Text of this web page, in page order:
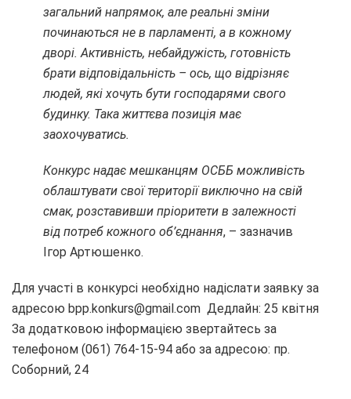
загальний напрямок, але реальні зміни
починаються не в парламенті, а в кожному
дворі. Активність, небайдужість, готовність
брати відповідальність – ось, що відрізняє
людей, які хочуть бути господарями свого
будинку. Така життєва позиція має
заохочуватись.
Конкурс надає мешканцям ОСББ можливість
облаштувати свої території виключно на свій
смак, розставивши пріоритети в залежності
від потреб кожного об’єднання, – зазначив
Ігор Артюшенко.
Для участі в конкурсі необхідно надіслати заявку за
адресою bpp.konkurs@gmail.com Дедлайн: 25 квітня
За додатковою інформацією звертайтесь за
телефоном (061) 764-15-94 або за адресою: пр.
Соборний, 24